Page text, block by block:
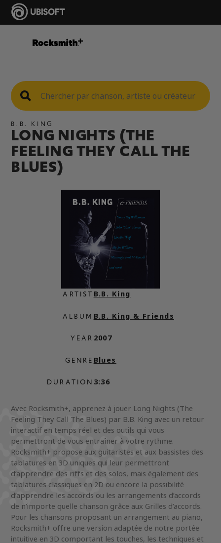
B.B. KING
LONG NIGHTS (THE
FEELING THEY CALL THE
BLUES)
ARTIST
ALBUM
YEAR
GENRE
DURATION
B.B. King
B.B. King & Friends
2007
Blues
3:36
Avec Rocksmith+, apprenez à jouer Long Nights (The
Feeling They Call The Blues) par B.B. King avec un retour
interactif en temps réel et des outils qui vous
permettront de vous entraîner à votre rythme.
Rocksmith+ propose aux guitaristes et aux bassistes des
tablatures en 3D uniques qui leur permettront
d’apprendre des riffs et des solos, mais également des
tablatures classiques en 2D ou encore la possibilité
d’apprendre les accords ou les arrangements d’accords
de n’importe quelle chanson grâce aux Grilles d’accords.
Pour les chansons proposant un arrangement au piano,
Rocksmith+ offre une version adaptée de notre portée
intuitive en 3D comportant les touches, les techniques et